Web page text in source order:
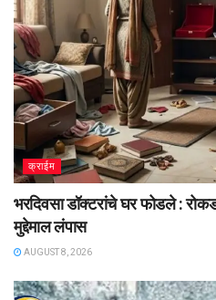
क्राईम
भरदिवसा डॉक्टरांचे घर फोडले :
मुद्देमाल लंपास
AUGUST 8, 2026